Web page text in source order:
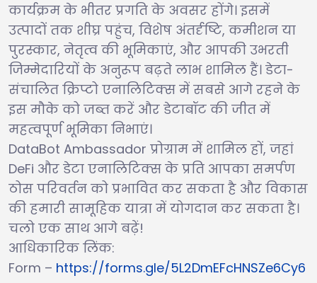
कार्यक्रम के भीतर प्रगति के अवसर होंगे। इसमें
उत्पादों तक शीघ्र पहुंच, विशेष अंतर्दृष्टि, कमीशन या
पुरस्कार, नेतृत्व की भूमिकाएं, और आपकी उभरती
जिम्मेदारियों के अनुरूप बढ़ते लाभ शामिल हैं। डेटा-
संचालित क्रिप्टो एनालिटिक्स में सबसे आगे रहने के
इस मौके को जब्त करें और डेटाबॉट की जीत में
महत्वपूर्ण भूमिका निभाएं।
DataBot Ambassador प्रोग्राम में शामिल हों, जहां
DeFi और डेटा एनालिटिक्स के प्रति आपका समर्पण
ठोस परिवर्तन को प्रभावित कर सकता है और विकास
की हमारी सामूहिक यात्रा में योगदान कर सकता है।
चलो एक साथ आगे बढ़ें!
आधिकारिक लिंक:
Form – https://forms.gle/5L2DmEFcHNSZe6Cy6